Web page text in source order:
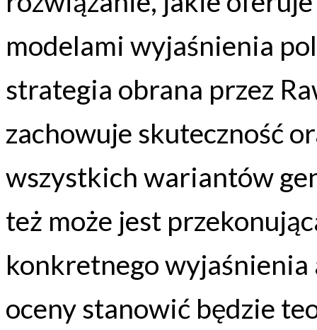
modelami wyjaśnienia
strategia obrana przez
zachowuje skuteczność
wszystkich wariantów
też może jest
konkretnego
oceny stanowić będzie